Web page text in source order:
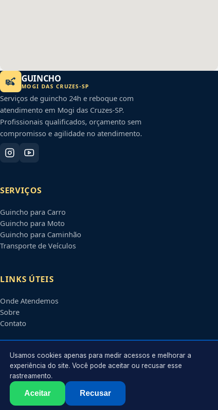
GUINCHO
MOGI DAS CRUZES-SP
Serviços de guincho 24h e reboque com
atendimento em Mogi das Cruzes-SP.
Profissionais qualificados, orçamento sem
compromisso e agilidade no atendimento.
SERVIÇOS
Guincho para Carro
Guincho para Moto
Guincho para Caminhão
Transporte de Veículos
LINKS ÚTEIS
Onde Atendemos
Sobre
Contato
CONTATO
Atendimento em
contato@guinchosmogidascruzes.com.br
2026 Mogi das Cruzes
. Todos os direitos reservados.
Usamos cookies apenas para medir acessos e melhorar a
experiência do site. Você pode aceitar ou recusar esse
rastreamento.
Aceitar Recusar